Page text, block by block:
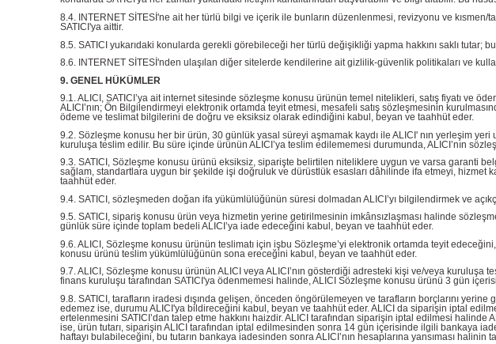
8.4. INTERNET SİTESİ'ne ait her türlü bilgi ve içerik ile bunların düzenlenmesi, revizyonu ve
SATICI'ya aittir.
8.5. SATICI yukarıdaki konularda gerekli görebileceği her türlü değişikliği yapma hakkını saklı
8.6. INTERNET SİTESİ'nden ulaşılan diğer sitelerde kendilerine ait gizlilik-güvenlik politikaları ve
9. GENEL HÜKÜMLER
9.1. ALICI, SATICI’ya ait internet sitesinde sözleşme konusu ürünün temel nitelikleri, satış fiyatı ve
ALICI’nın; Ön Bilgilendirmeyi elektronik ortamda teyit etmesi, mesafeli satış sözleşmesinin
ödeme ve teslimat bilgilerini de doğru ve eksiksiz olarak edindiğini kabul, beyan ve taahhüt eder.
9.2. Sözleşme konusu her bir ürün, 30 günlük yasal süreyi aşmamak kaydı ile ALICI' nın yerleşim
kuruluşa teslim edilir. Bu süre içinde ürünün ALICI’ya teslim edilememesi durumunda, ALICI’nın
9.3. SATICI, Sözleşme konusu ürünü eksiksiz, siparişte belirtilen niteliklere uygun ve varsa garanti
sağlam, standartlara uygun bir şekilde işi doğruluk ve dürüstlük esasları dâhilinde ifa etmeyi, hizmet
taahhüt eder.
9.4. SATICI, sözleşmeden doğan ifa yükümlülüğünün süresi dolmadan ALICI’yı bilgilendirmek ve
9.5. SATICI, sipariş konusu ürün veya hizmetin yerine getirilmesinin imkânsızlaşması halinde
günlük süre içinde toplam bedeli ALICI’ya iade edeceğini kabul, beyan ve taahhüt eder.
9.6. ALICI, Sözleşme konusu ürünün teslimatı için işbu Sözleşme’yi elektronik ortamda teyit
konusu ürünü teslim yükümlülüğünün sona ereceğini kabul, beyan ve taahhüt eder.
9.7. ALICI, Sözleşme konusu ürünün ALICI veya ALICI’nın gösterdiği adresteki kişi ve/veya
finans kuruluşu tarafından SATICI'ya ödenmemesi halinde, ALICI Sözleşme konusu ürünü 3 gün
9.8. SATICI, tarafların iradesi dışında gelişen, önceden öngörülemeyen ve tarafların borçlarını
edemez ise, durumu ALICI'ya bildireceğini kabul, beyan ve taahhüt eder. ALICI da siparişin iptal
ertelenmesini SATICI’dan talep etme hakkını haizdir. ALICI tarafından siparişin iptal edilmesi halinde
ise, ürün tutarı, siparişin ALICI tarafından iptal edilmesinden sonra 14 gün içerisinde ilgili bankaya
haftayı bulabileceğini, bu tutarın bankaya iadesinden sonra ALICI’nın hesaplarına yansıması